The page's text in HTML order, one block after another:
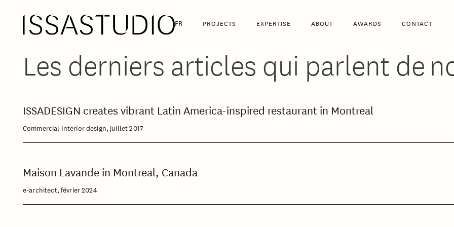
FR PROJECTS EXPERTISE ABOUT AWARDS CONTACT
Les derniers articles qui parlent de
ISSADESIGN creates vibrant Latin America-inspired restaurant in Montreal
Commercial Interior design, juillet 2017
Maison Lavande in Montreal, Canada
e-architect, février 2024